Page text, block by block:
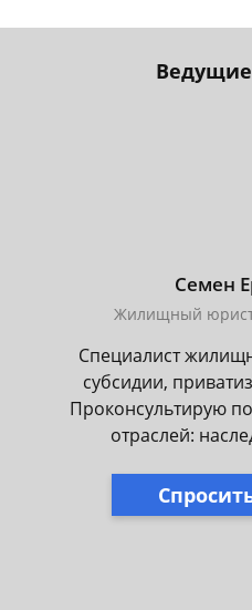
Семен
Жилищный
Специалист
субсидии,
Проконсультирую
отраслей: